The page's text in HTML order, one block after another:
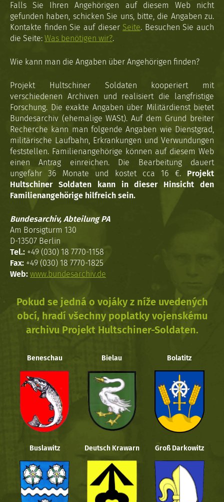
Falls Sie Ihren Angehörigen auf diesem Web nicht
gefunden haben, schicken Sie uns, bitte, die Angaben zu.
Kontakte finden Sie auf dieser Seite. Besuchen Sie auch
die Seite: Was benötigen wir?.
Wie kann man die Angaben über Angehörigen finden?
Projekt Hultschiner Soldaten kooperiert mit
verschiedenen Archiven und realisiert die langfristige
Forschung. Die exakte Angaben über Militärdienst bietet
Bundesarchiv (ehemalige WASt). Auf dem Grund breiter
Recherche kann man folgende Angaben wie Dienstgrad,
militärische Laufbahn, Erkrankungen und Verwundungen
feststellen. Familienangehörige können auf diesem Web
einen Antrag einreichen. Die Bearbeitung dauert
ungefähr 36 Monate und kostet cca 16 €. Projekt
Hultschiner Soldaten kann in dieser Hinsicht den
Familienangehörige hilfreich sein.
Bundesarchiv, Abteilung PA
Am Borsigturm 130
D-13507 Berlin
Tel.: +49 (030) 18 7770-1158
Fax: +49 (030) 18 7770-1825
Web: www.bundesarchiv.de
Pokud se jedná o vojáky z níže uvedených
obcí, hradí všechny poplatky vojenskému
archivu Projekt Hultschiner-Soldaten.
Beneschau Bielau Bolatitz
Buslawitz Deutsch Krawarn Groß Darkowitz